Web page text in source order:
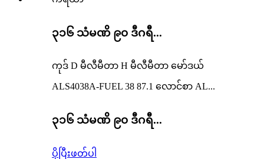
၃၁၆ သံမဏိ ၉၀ ဒီဂရီ...
ကုဒ် D မီလီမီတာ H မီလီမီတာ မော်ဒယ်
ALS4038A-FUEL 38 87.1 လောင်စာ AL...
၃၁၆ သံမဏိ ၉၀ ဒီဂရီ...
ပိုပြီးဖတ်ပါ